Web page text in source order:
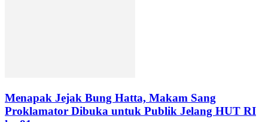
Menapak Jejak Bung Hatta, Makam Sang
Proklamator Dibuka untuk Publik Jelang HUT RI